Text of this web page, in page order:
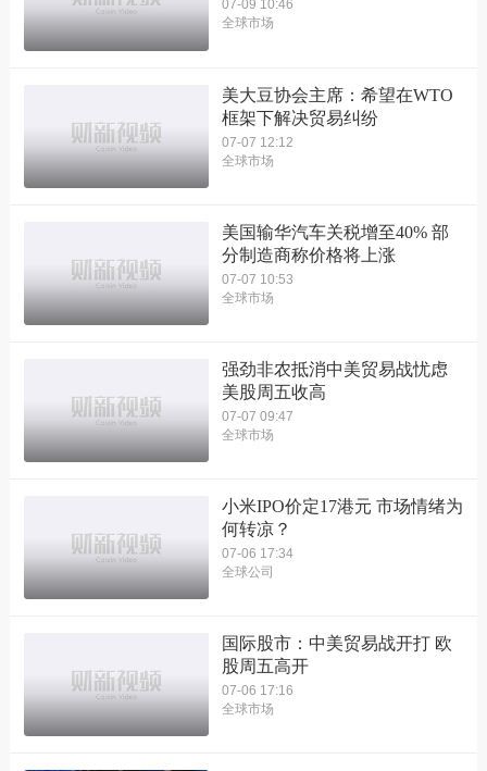
07-09 10:46
全球市场
美大豆协会主席：希望在WTO
框架下解决贸易纠纷
07-07 12:12
全球市场
美国输华汽车关税增至40% 部
分制造商称价格将上涨
07-07 10:53
全球市场
强劲非农抵消中美贸易战忧虑
美股周五收高
07-07 09:47
全球市场
小米IPO价定17港元 市场情绪为
何转凉？
07-06 17:34
全球公司
国际股市：中美贸易战开打 欧
股周五高开
07-06 17:16
全球市场